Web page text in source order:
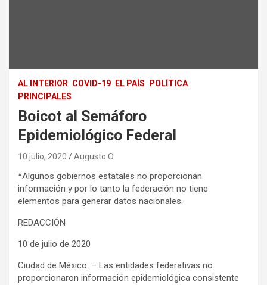
AL INTERIOR COVID-19 EL PAÍS
POLÍTICA
PRINCIPALES
Boicot al Semáforo
Epidemiológico Federal
10 julio, 2020 Augusto O
*Algunos gobiernos estatales no proporcionan
información y por lo tanto la federación no tiene
elementos para generar datos nacionales.
REDACCIÓN
10 de julio de 2020
Ciudad de México. – Las entidades federativas no
proporcionaron información epidemiológica consistente